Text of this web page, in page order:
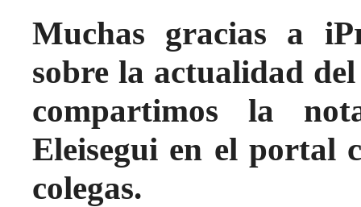
Muchas gracias a
sobre la actualidad
compartimos la
Eleisegui en el portal
colegas.